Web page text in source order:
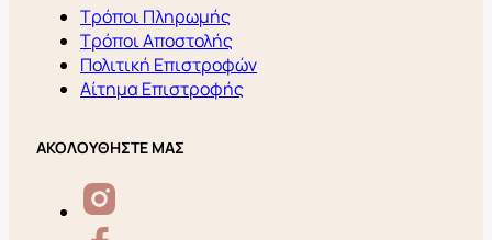
Τρόποι Πληρωμής
Τρόποι Αποστολής
Πολιτική Επιστροφών
Αίτημα Επιστροφής
ΑΚΟΛΟΥΘΗΣΤΕ ΜΑΣ